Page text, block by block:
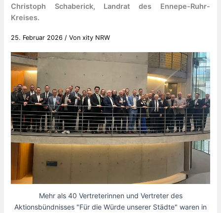
Christoph Schaberick, Landrat des Ennepe-Ruhr-
Kreises.
25. Februar 2026 / Vonxity NRW
Mehr als 40 Vertreterinnen und Vertreter des
Aktionsbündnisses "Für die Würde unserer Städte" waren in